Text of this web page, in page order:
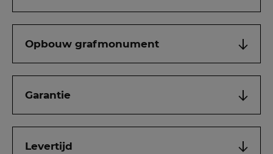
Opbouw grafmonument
Garantie
Levertijd